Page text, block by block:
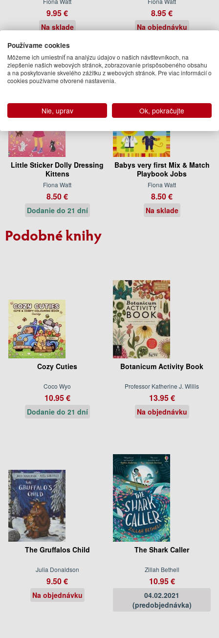
9.95 €
Na sklade
8.95 €
Na objednávku
Little Sticker Dolly Dressing
Kittens
Fiona Watt
8.50 €
Dodanie do 21 dní
Babys very first Mix & Match
Playbook Jobs
Fiona Watt
8.50 €
Na sklade
Podobné knihy
Cozy Cuties
Coco Wyo
10.95 €
Dodanie do 21 dní
Botanicum Activity Book
Professor Katherine J. Willis
13.95 €
Na objednávku
The Gruffalos Child
Julia Donaldson
9.50 €
Na objednávku
The Shark Caller
Zillah Bethell
10.95 €
04.02.2021
(predobjednávka)
Používame cookies
Môžeme ich umiestniť na analýzu údajov o našich návštevníkoch, na
zlepšenie našich webových stránok, zobrazovanie prispôsobeného obsahu
a na poskytovanie skvelého zážitku z webových stránok. Pre viac informácií o
cookies používame otvorené nastavenia.
Nie, uprav Ok, pokračujte